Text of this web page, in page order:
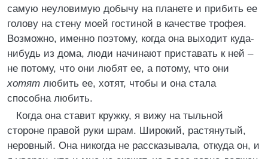
самую неуловимую добычу на планете и прибить ее
голову на стену моей гостиной в качестве трофея.
Возможно, именно поэтому, когда она выходит куда-
нибудь из дома, люди начинают приставать к ней –
не потому, что они любят ее, а потому, что они
хотят любить ее, хотят, чтобы и она стала
способна любить.
Когда она ставит кружку, я вижу на тыльной
стороне правой руки шрам. Широкий, растянутый,
неровный. Она никогда не рассказывала, откуда он, и